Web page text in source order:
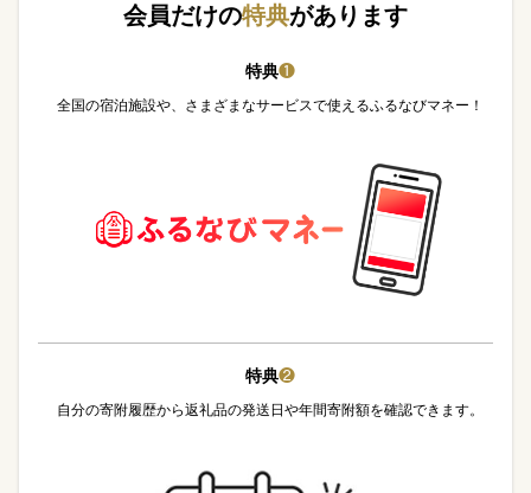
会員だけの特典があります
特典❶
全国の宿泊施設や、さまざまなサービスで使えるふるなびマネー！
特典❷
自分の寄附履歴から返礼品の発送日や年間寄附額を確認できます。